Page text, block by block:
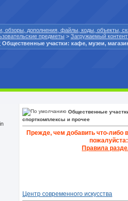
обзоры, дополнения, файлы, коды, объекты,
предметы > Загружаемый
Общественные участки: кафе, музеи,
Общественные
спорткомплексы и прочее
Прежде, чем добавить что-либо
пожалуйста:
Правила
Центр современного искусства